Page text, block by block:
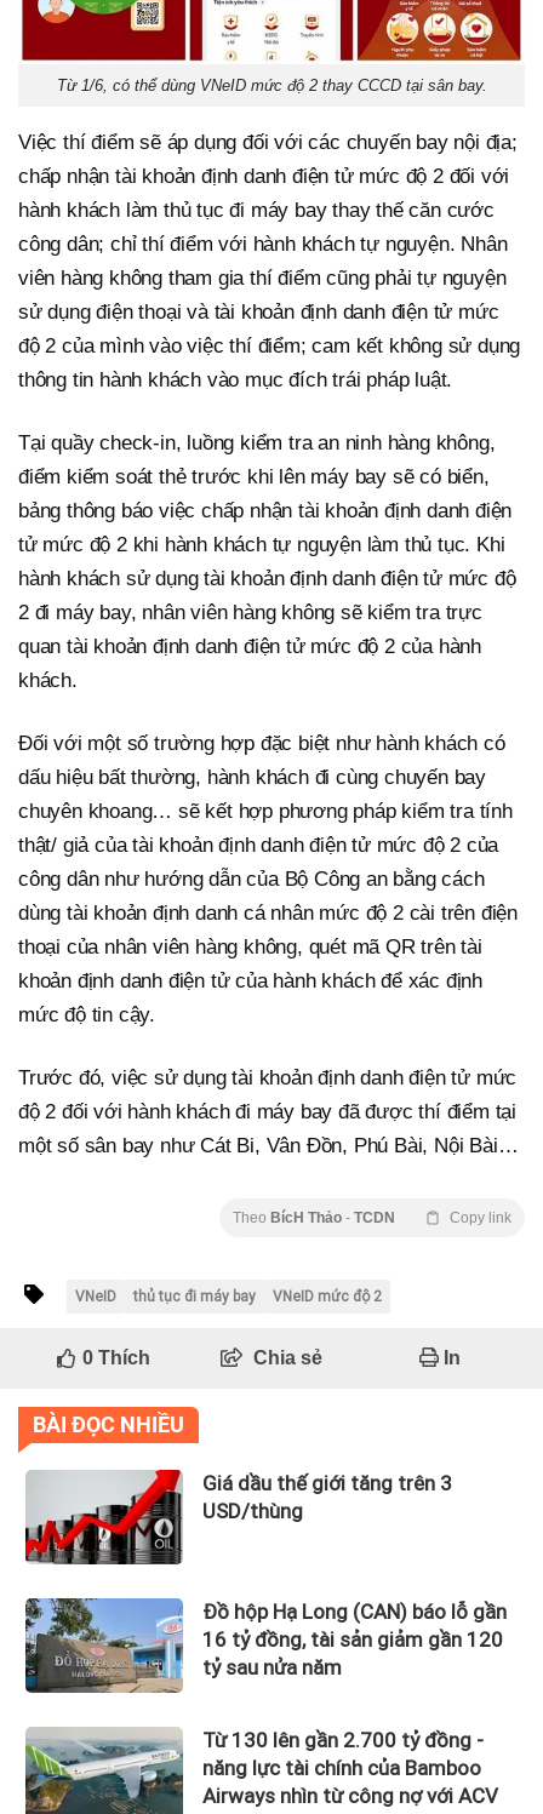
Từ 1/6, có thể dùng VNeID mức độ 2 thay CCCD tại sân bay.
Việc thí điểm sẽ áp dụng đối với các chuyến bay nội địa;
chấp nhận tài khoản định danh điện tử mức độ 2 đối với
hành khách làm thủ tục đi máy bay thay thế căn cước
công dân; chỉ thí điểm với hành khách tự nguyện. Nhân
viên hàng không tham gia thí điểm cũng phải tự nguyện
sử dụng điện thoại và tài khoản định danh điện tử mức
độ 2 của mình vào việc thí điểm; cam kết không sử dụng
thông tin hành khách vào mục đích trái pháp luật.
Tại quầy check-in, luồng kiểm tra an ninh hàng không,
điểm kiểm soát thẻ trước khi lên máy bay sẽ có biển,
bảng thông báo việc chấp nhận tài khoản định danh điện
tử mức độ 2 khi hành khách tự nguyện làm thủ tục. Khi
hành khách sử dụng tài khoản định danh điện tử mức độ
2 đi máy bay, nhân viên hàng không sẽ kiểm tra trực
quan tài khoản định danh điện tử mức độ 2 của hành
khách.
Đối với một số trường hợp đặc biệt như hành khách có
dấu hiệu bất thường, hành khách đi cùng chuyến bay
chuyên khoang… sẽ kết hợp phương pháp kiểm tra tính
thật/ giả của tài khoản định danh điện tử mức độ 2 của
công dân như hướng dẫn của Bộ Công an bằng cách
dùng tài khoản định danh cá nhân mức độ 2 cài trên điện
thoại của nhân viên hàng không, quét mã QR trên tài
khoản định danh điện tử của hành khách để xác định
mức độ tin cậy.
Trước đó, việc sử dụng tài khoản định danh điện tử mức
độ 2 đối với hành khách đi máy bay đã được thí điểm tại
một số sân bay như Cát Bi, Vân Đồn, Phú Bài, Nội Bài…
Theo BícH Thảo - TCDN Copy link
VNeID thủ tục đi máy bay VNeID mức độ 2
0Thích Chia sẻ In
BÀI ĐỌC NHIỀU
Giá dầu thế giới tăng trên 3
USD/thùng
Đồ hộp Hạ Long (CAN) báo lỗ gần
16 tỷ đồng, tài sản giảm gần 120
tỷ sau nửa năm
Từ 130 lên gần 2.700 tỷ đồng -
năng lực tài chính của Bamboo
Airways nhìn từ công nợ với ACV